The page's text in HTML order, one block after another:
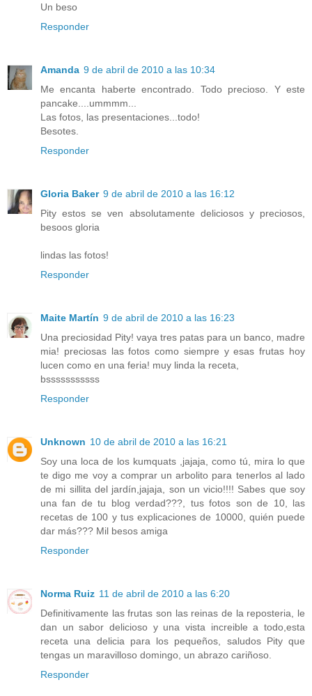
Un beso
Responder
Amanda 9 de abril de 2010 a las 10:34
Me encanta haberte encontrado. Todo precioso. Y este
pancake....ummmm...
Las fotos, las presentaciones...todo!
Besotes.
Responder
Gloria Baker 9 de abril de 2010 a las 16:12
Pity estos se ven absolutamente deliciosos y preciosos,
besoos gloria
lindas las fotos!
Responder
Maite Martín 9 de abril de 2010 a las 16:23
Una preciosidad Pity! vaya tres patas para un banco, madre
mia! preciosas las fotos como siempre y esas frutas hoy
lucen como en una feria! muy linda la receta,
bsssssssssss
Responder
Unknown 10 de abril de 2010 a las 16:21
Soy una loca de los kumquats ,jajaja, como tú, mira lo que
te digo me voy a comprar un arbolito para tenerlos al lado
de mi sillita del jardín,jajaja, son un vicio!!!! Sabes que soy
una fan de tu blog verdad???, tus fotos son de 10, las
recetas de 100 y tus explicaciones de 10000, quién puede
dar más??? Mil besos amiga
Responder
Norma Ruiz 11 de abril de 2010 a las 6:20
Definitivamente las frutas son las reinas de la reposteria, le
dan un sabor delicioso y una vista increible a todo,esta
receta una delicia para los pequeños, saludos Pity que
tengas un maravilloso domingo, un abrazo cariñoso.
Responder